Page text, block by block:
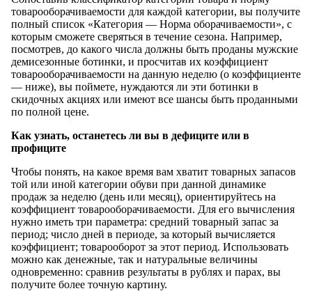
товарооборачиваемости для каждой категории, вы получите
полный список «Категория — Норма оборачиваемости», с
которым сможете сверяться в течение сезона. Например,
посмотрев, до какого числа должны быть проданы мужские
демисезонные ботинки, и просчитав их коэффициент
товарооборачиваемости на данную неделю (о коэффициенте
— ниже), вы поймете, нуждаются ли эти ботинки в
скидочных акциях или имеют все шансы быть проданными
по полной цене.
Как узнать, останетесь ли вы в дефиците или в
профиците
Чтобы понять, на какое время вам хватит товарных запасов
той или иной категории обуви при данной динамике
продаж за неделю (день или месяц), ориентируйтесь на
коэффициент товарооборачиваемости. Для его вычисления
нужно иметь три параметра: средний товарный запас за
период; число дней в периоде, за который вычисляется
коэффициент; товарооборот за этот период. Использовать
можно как денежные, так и натуральные величины
одновременно: сравнив результаты в рублях и парах, вы
получите более точную картину.